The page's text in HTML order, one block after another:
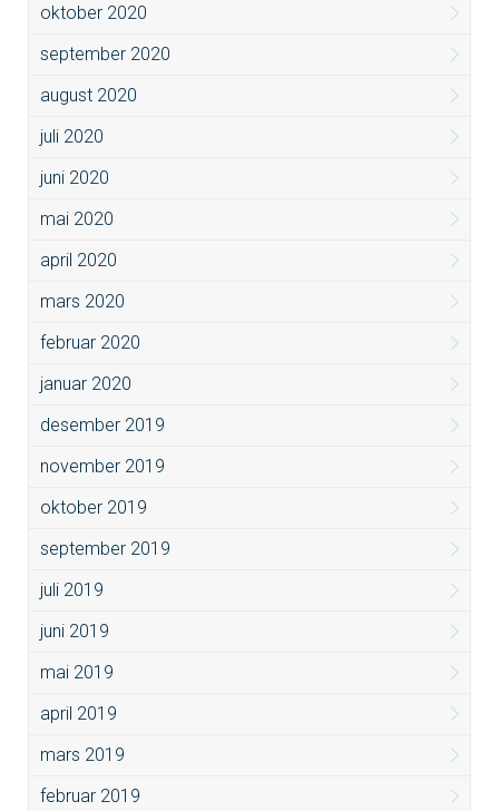
oktober 2020
september 2020
august 2020
juli 2020
juni 2020
mai 2020
april 2020
mars 2020
februar 2020
januar 2020
desember 2019
november 2019
oktober 2019
september 2019
juli 2019
juni 2019
mai 2019
april 2019
mars 2019
februar 2019